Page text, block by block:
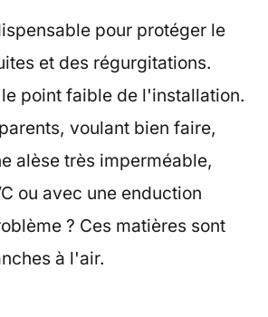
pour protéger le
et des régurgitations.
point faible de l'installation.
voulant bien faire,
alèse très imperméable,
ou avec une enduction
? Ces matières sont
à l'air.